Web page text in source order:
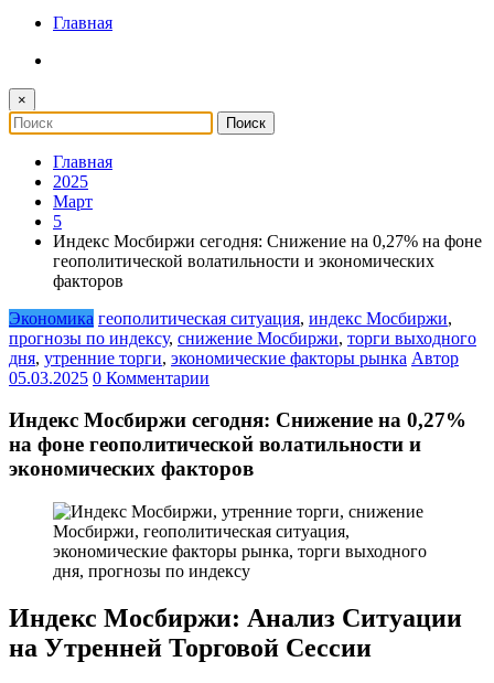
Главная
×
Главная
2025
Март
5
Индекс Мосбиржи сегодня: Снижение на 0,27% на фоне
геополитической волатильности и экономических
факторов
Экономика геополитическая ситуация, индекс Мосбиржи,
прогнозы по индексу, снижение Мосбиржи, торги выходного
дня, утренние торги, экономические факторы рынка Автор
05.03.2025 0 Комментарии
Индекс Мосбиржи сегодня: Снижение на 0,27%
на фоне геополитической волатильности и
экономических факторов
Индекс Мосбиржи: Анализ Ситуации
на Утренней Торговой Сессии